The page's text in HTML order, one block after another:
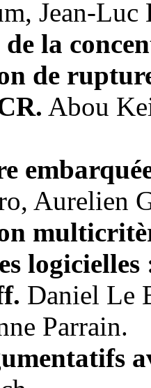
Jean-
la
de
Abou
Aurelien
Daniel Le
Parrain.